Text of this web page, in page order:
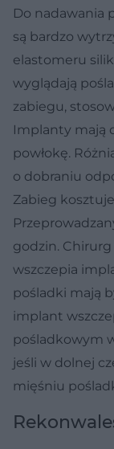
Do nadawania
są bardzo
elastomeru
wyglądają
zabiegu,
Implanty mają
powłokę.
o dobraniu
Zabieg
godzin.
wszczepia
pośladki mają
implant
pośladkowym
jeśli w dolnej
mięśniu